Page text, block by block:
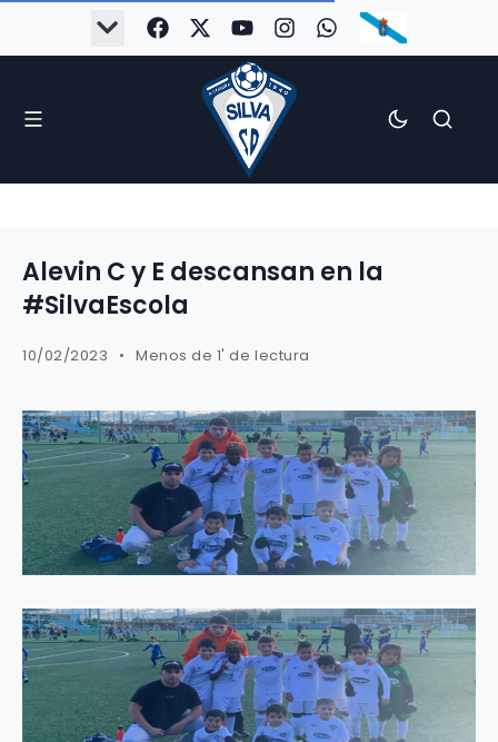
Alevin C y E descansan en la
#SilvaEscola
10/02/2023 Menos de 1' de lectura